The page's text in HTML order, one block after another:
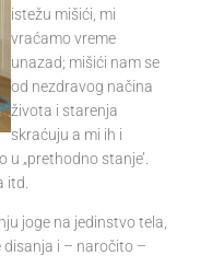
istežu mišići, mi
vraćamo vreme
unazad; mišići nam se
od nezdravog načina
života i starenja
skraćuju a mi ih i
„prethodno stanje’.
itd.
joge na jedinstvo tela,
disanja i – naročito –